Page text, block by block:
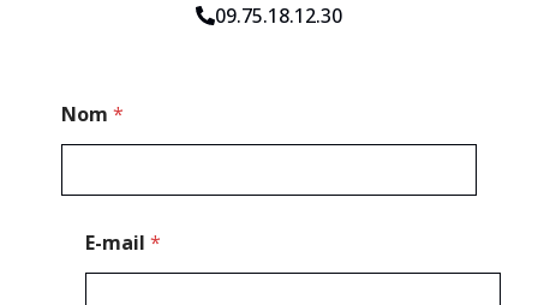
09.75.18.12.30
Nom *
e
E-mail *